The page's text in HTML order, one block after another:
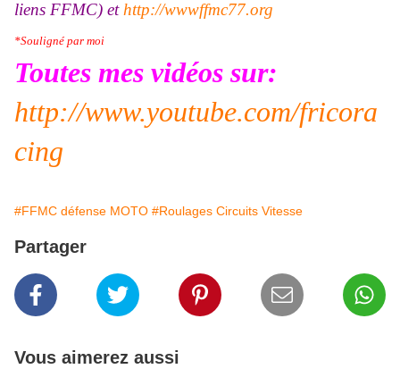
liens FFMC) et http://wwwffmc77.org
*Souligné par moi
Toutes mes vidéos sur:
http://www.youtube.com/fricora
cing
#FFMC défense MOTO #Roulages Circuits Vitesse
Partager
Vous aimerez aussi